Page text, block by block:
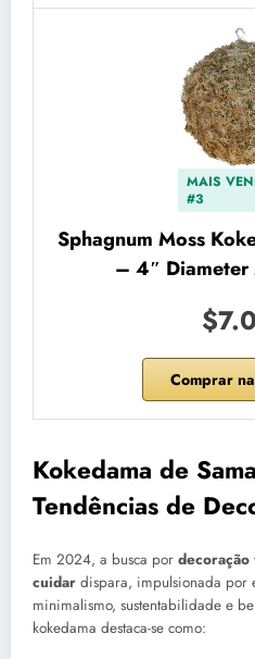
MAIS
#3
Sphagnum Moss
– 4″ Diameter
Comprar
Kokedama de
Tendências de
Em 2024, a busca por decoração
cuidar dispara, impulsionada por
minimalismo, sustentabilidade e
kokedama destaca-se como: